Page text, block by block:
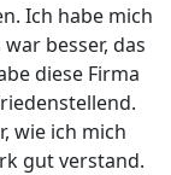
Ich habe mich
besser, das
diese Firma
wie ich mich
gut verstand.